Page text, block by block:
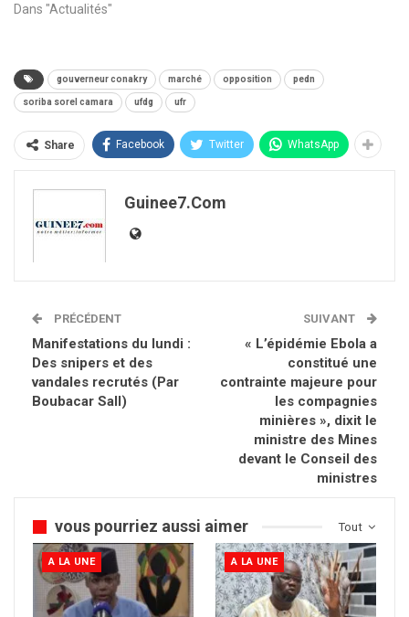
Dans "Actualités"
gouverneur conakry marché opposition pedn
soriba sorel camara ufdg ufr
Share Facebook Twitter WhatsApp
Guinee7.com
PRÉCÉDENT
Manifestations du lundi :
Des snipers et des
vandales recrutés (Par
Boubacar Sall)
SUIVANT
« L’épidémie Ebola a
constitué une
contrainte majeure pour
les compagnies
minières », dixit le
ministre des Mines
devant le Conseil des
ministres
Tout
vous pourriez aussi aimer
A LA UNE A LA UNE